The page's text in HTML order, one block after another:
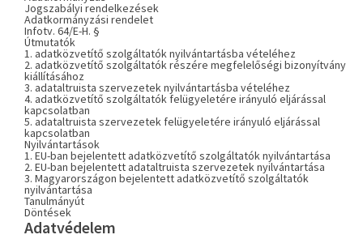
Jogszabályi rendelkezések
Adatkormányzási rendelet
Infotv. 64/E-H. §
Útmutatók
1. adatközvetítő szolgáltatók nyilvántartásba vételéhez
2. adatközvetítő szolgáltatók részére megfelelőségi bizonyítvány
kiállításához
3. adataltruista szervezetek nyilvántartásba vételéhez
4. adatközvetítő szolgáltatók felügyeletére irányuló eljárással
kapcsolatban
5. adataltruista szervezetek felügyeletére irányuló eljárással
kapcsolatban
Nyilvántartások
1. EU-ban bejelentett adatközvetítő szolgáltatók nyilvántartása
2. EU-ban bejelentett adataltruista szervezetek nyilvántartása
3. Magyarországon bejelentett adatközvetítő szolgáltatók
nyilvántartása
Tanulmányút
Döntések
Adatvédelem